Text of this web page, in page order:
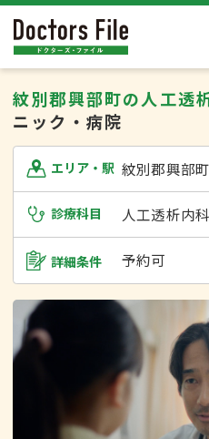
紋別郡興部町の人工透
ニック・病院
エリア・駅 紋別郡興部町
診療科目 人工透析内科
詳細条件 予約可